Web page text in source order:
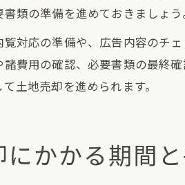
類の準備を進めておきましょ
対応の準備や、広告内容のチ
諸費用の確認、必要書類の最終
土地売却を進められます。
にかかる期間